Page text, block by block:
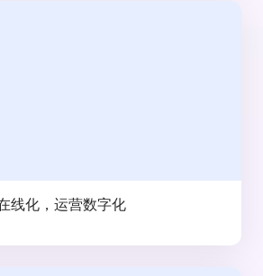
线化，运营数字化